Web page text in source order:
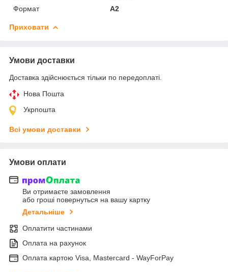
Формат
A2
Приховати
Умови доставки
Доставка здійснюється тільки по передоплаті.
Нова Пошта
Укрпошта
Всі умови доставки
Умови оплати
Ви отримаєте замовлення
або гроші повернуться на вашу картку
Детальніше
Оплатити частинами
Оплата на рахунок
Оплата картою Visa, Mastercard - WayForPay